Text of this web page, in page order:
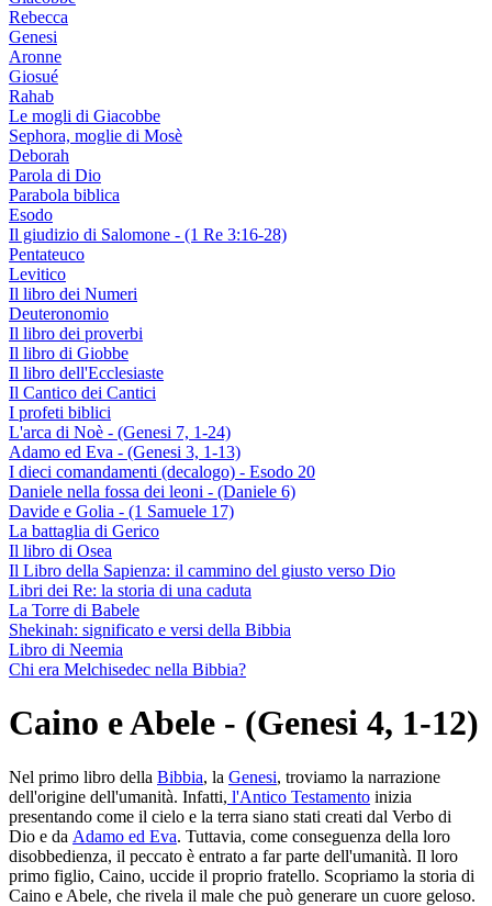
Rebecca
Genesi
Aronne
Giosué
Rahab
Le mogli di Giacobbe
Sephora, moglie di Mosè
Deborah
Parola di Dio
Parabola biblica
Esodo
Il giudizio di Salomone - (1 Re 3:16-28)
Pentateuco
Levitico
Il libro dei Numeri
Deuteronomio
Il libro dei proverbi
Il libro di Giobbe
Il libro dell'Ecclesiaste
Il Cantico dei Cantici
I profeti biblici
L'arca di Noè - (Genesi 7, 1-24)
Adamo ed Eva - (Genesi 3, 1-13)
I dieci comandamenti (decalogo) - Esodo 20
Daniele nella fossa dei leoni - (Daniele 6)
Davide e Golia - (1 Samuele 17)
La battaglia di Gerico
Il libro di Osea
Il Libro della Sapienza: il cammino del giusto verso Dio
Libri dei Re: la storia di una caduta
La Torre di Babele
Shekinah: significato e versi della Bibbia
Libro di Neemia
Chi era Melchisedec nella Bibbia?
Caino e Abele - (Genesi 4, 1-12)
Nel primo libro della Bibbia, la Genesi, troviamo la narrazione
dell'origine dell'umanità. Infatti, l'Antico Testamento inizia
presentando come il cielo e la terra siano stati creati dal Verbo di
Dio e da Adamo ed Eva. Tuttavia, come conseguenza della loro
disobbedienza, il peccato è entrato a far parte dell'umanità. Il loro
primo figlio, Caino, uccide il proprio fratello. Scopriamo la storia di
Caino e Abele, che rivela il male che può generare un cuore geloso.